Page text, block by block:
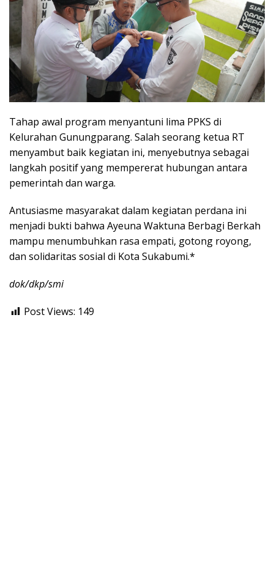
Tahap awal program menyantuni lima PPKS di
Kelurahan Gunungparang. Salah seorang ketua RT
menyambut baik kegiatan ini, menyebutnya sebagai
langkah positif yang mempererat hubungan antara
pemerintah dan warga.
Antusiasme masyarakat dalam kegiatan perdana ini
menjadi bukti bahwa Ayeuna Waktuna Berbagi Berkah
mampu menumbuhkan rasa empati, gotong royong,
dan solidaritas sosial di Kota Sukabumi.*
dok/dkp/smi
Post Views: 149